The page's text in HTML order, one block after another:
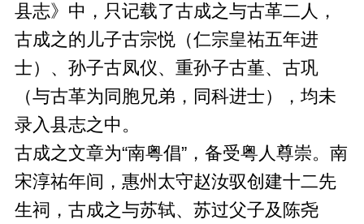
县志》中，只记载了古成之与古革二人，
古成之的儿子古宗悦（仁宗皇祐五年进
士）、孙子古凤仪、重孙子古堇、古巩
（与古革为同胞兄弟，同科进士），均未
录入县志之中。
古成之文章为“南粤倡”，备受粤人尊崇。南
宋淳祐年间，惠州太守赵汝驭创建十二先
生祠，古成之与苏轼、苏过父子及陈尧